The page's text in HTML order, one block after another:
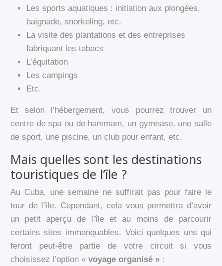
Les sports aquatiques : initiation aux plongées,
baignade, snorkeling, etc.
La visite des plantations et des entreprises
fabriquant les tabacs
L’équitation
Les campings
Etc.
Et selon l’hébergement, vous pourrez trouver un
centre de spa ou de hammam, un gymnase, une salle
de sport, une piscine, un club pour enfant, etc.
Mais quelles sont les destinations
touristiques de l’île ?
Au Cuba, une semaine ne suffirait pas pour faire le
tour de l’île. Cependant, cela vous permettra d’avoir
un petit aperçu de l’île et au moins de parcourir
certains sites immanquables. Voici quelques uns qui
feront peut-être partie de votre circuit si vous
choisissez l’option « voyage organisé » :